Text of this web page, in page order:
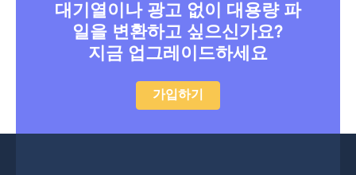
대기열이나 광고 없이 대용량 파
일을 변환하고 싶으신가요?
지금 업그레이드하세요
가입하기